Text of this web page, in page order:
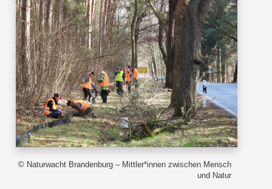
© Naturwacht Brandenburg – Mittler*innen zwischen Mensch
und Natur